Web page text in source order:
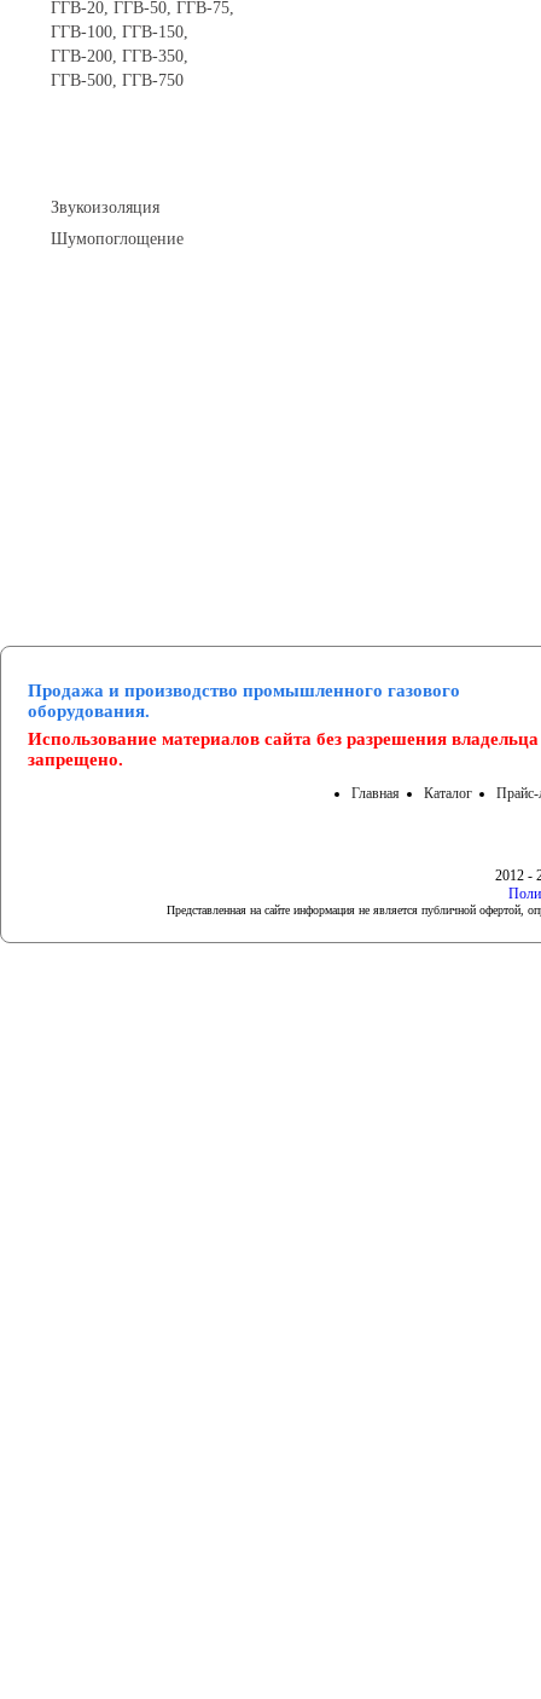
ГГВ-20, ГГВ-50, ГГВ-75,
ГГВ-100, ГГВ-150,
ГГВ-200, ГГВ-350,
ГГВ-500, ГГВ-750
Звукоизоляция
Шумопоглощение
Продажа и производство промышленного газового
оборудования.
Использование материалов сайта без разрешения владельца
запрещено.
Главная Каталог Прайс-
2012 -
Представленная на сайте информация не является публичной